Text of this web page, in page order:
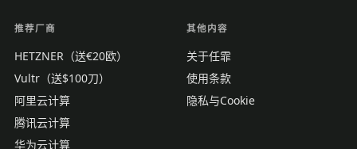
推荐厂商
HETZNER（送€20欧）
Vultr（送$100刀）
阿里云计算
腾讯云计算
华为云计算
其他内容
关于任霏
使用条款
隐私与Cookie